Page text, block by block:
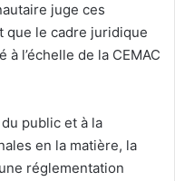
juge ces
que le cadre juridique
l’échelle de la CEMAC
public et à la
en la matière, la
réglementation